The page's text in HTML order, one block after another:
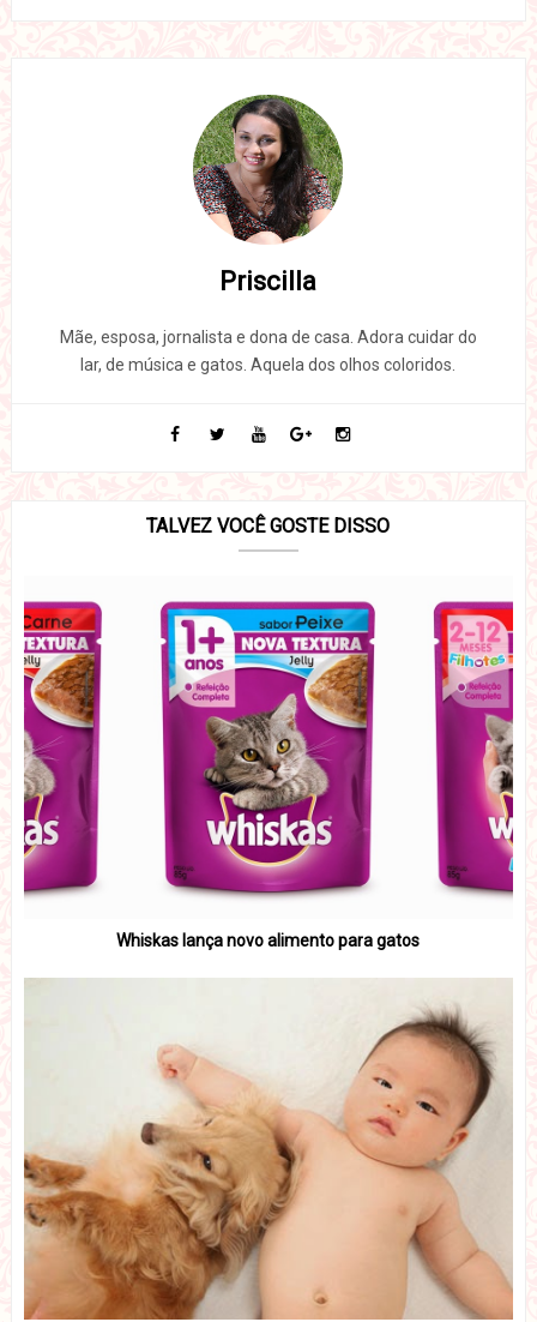
Priscilla
Mãe, esposa, jornalista e dona de casa. Adora cuidar do
lar, de música e gatos. Aquela dos olhos coloridos.
TALVEZ VOCÊ GOSTE DISSO
Whiskas lança novo alimento para gatos